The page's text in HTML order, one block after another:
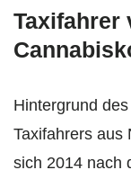
Taxifahrer
Hintergrund
Taxifahrers aus
sich 2014 nach